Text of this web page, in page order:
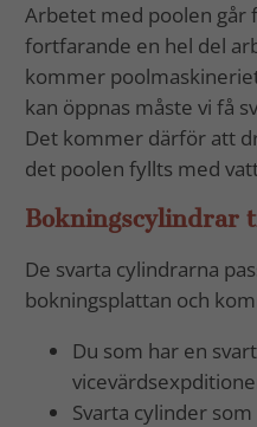
Arbetet med poolen går
fortfarande en hel del
kommer
kan öppnas måste vi få
Det kommer därför att
det poolen fyllts med
Bokningscylindrar
De svarta cylindrarna
bokningsplattan och
Du som har en
Svarta cylinder